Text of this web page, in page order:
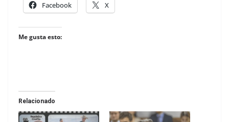
Facebook X
Me gusta esto:
Relacionado